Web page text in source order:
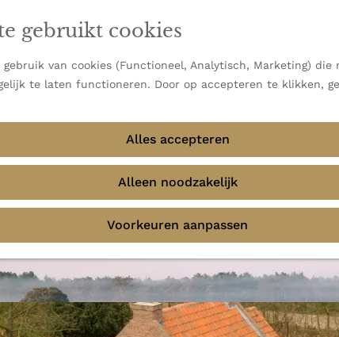
gebruikt cookies
van cookies (Functioneel, Analytisch, Marketing) die
te laten functioneren. Door op accepteren te klikken,
Alles accepteren
Alleen noodzakelijk
Voorkeuren aanpassen
vooral bekend om zijn indrukwekkende Alpen,
uitzichten.